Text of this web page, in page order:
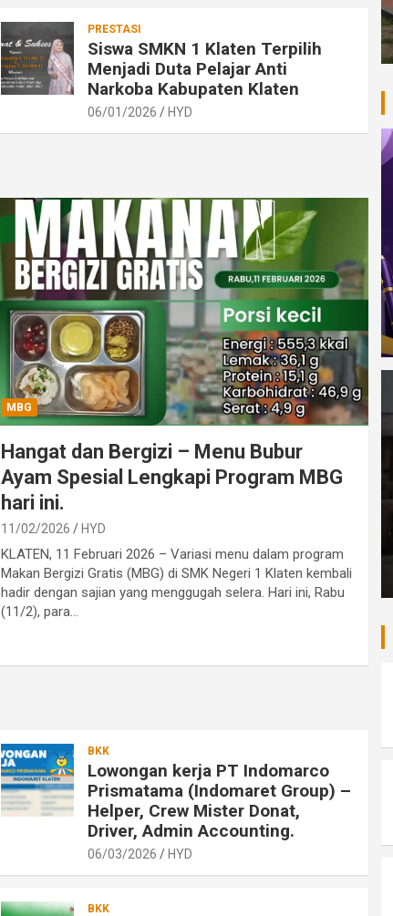
PRESTASI
Siswa SMKN 1 Klaten Terpilih
Menjadi Duta Pelajar Anti
Narkoba Kabupaten Klaten
06/01/2026 HYD
MBG
Hangat dan Bergizi – Menu Bubur
Ayam Spesial Lengkapi Program MBG
hari ini.
11/02/2026 HYD
KLATEN, 11 Februari 2026 – Variasi menu dalam program
Makan Bergizi Gratis (MBG) di SMK Negeri 1 Klaten kembali
hadir dengan sajian yang menggugah selera. Hari ini, Rabu
(11/2), para…
BKK
Lowongan kerja PT Indomarco
Prismatama (Indomaret Group) –
Helper, Crew Mister Donat,
Driver, Admin Accounting.
06/03/2026 HYD
BKK